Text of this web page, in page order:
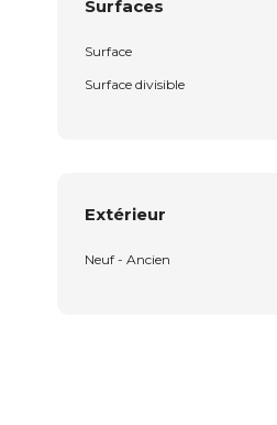
Surfaces
Surface
Surface divisible
Extérieur
Neuf - Ancien